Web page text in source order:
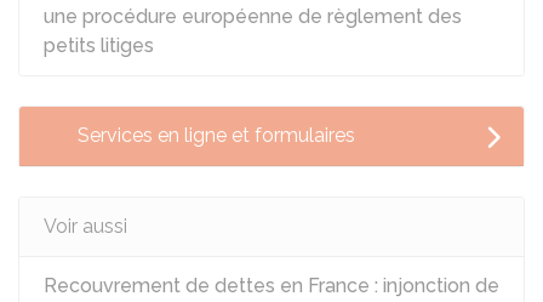
une procédure européenne de règlement des
petits litiges
Services en ligne et formulaires
Voir aussi
Recouvrement de dettes en France : injonction de